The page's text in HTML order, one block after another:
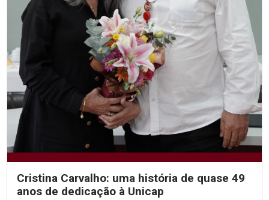
Cristina Carvalho: uma história de quase 49
anos de dedicação à Unicap